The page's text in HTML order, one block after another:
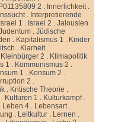
2 . Innerlichkeit.
. Interpretierende
Israel 1 . Israel 2 .Jalousien
.Jüdische
. Kapitalismus 1 . Kinder
. Klarheit.
Kleinbürger 2 . Klimapolitik
1 . Kommunismus 2 .
1 . Konsum 2 .
2 .
. Kritische Theorie .
. Kulturen 1 . Kulturkampf.
. Leben 4 . Lebensart.
. Leitkultur . Lernen .